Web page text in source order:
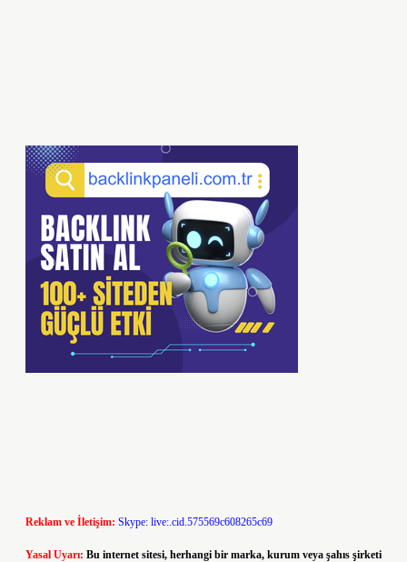
Reklam ve İletişim: Skype: live:.cid.575569c608265c69
Yasal Uyarı: Bu internet sitesi, herhangi bir marka, kurum veya şahıs şirketi